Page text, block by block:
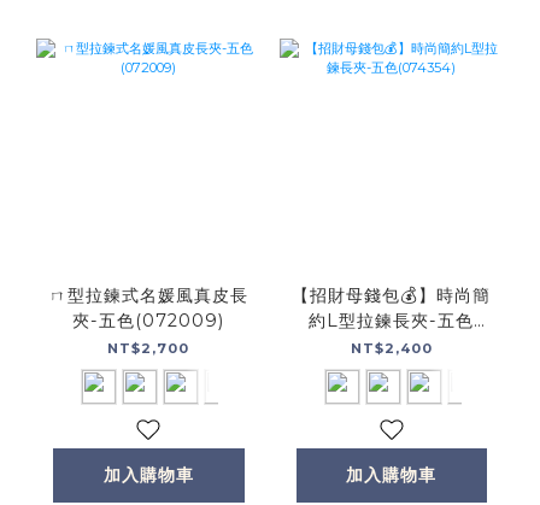
ㄇ型拉鍊式名媛風真皮長
夾-五色(072009)
NT$2,700
加入購物車
【招財母錢包💰】時尚簡
約L型拉鍊長夾-五色
(074354)
NT$2,400
加入購物車